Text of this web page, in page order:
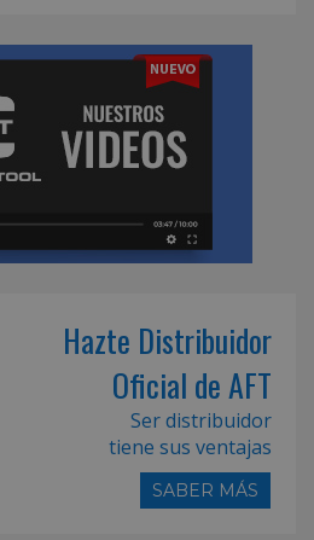
Hazte Distribuidor
Oficial de AFT
Ser distribuidor
tiene sus ventajas
SABER MÁS